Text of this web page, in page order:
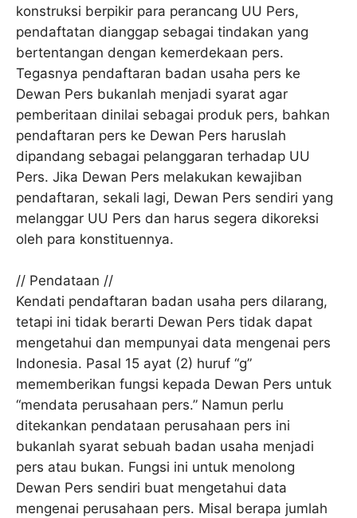
konstruksi berpikir para perancang UU Pers,
pendaftatan dianggap sebagai tindakan yang
bertentangan dengan kemerdekaan pers.
Tegasnya pendaftaran badan usaha pers ke
Dewan Pers bukanlah menjadi syarat agar
pemberitaan dinilai sebagai produk pers, bahkan
pendaftaran pers ke Dewan Pers haruslah
dipandang sebagai pelanggaran terhadap UU
Pers. Jika Dewan Pers melakukan kewajiban
pendaftaran, sekali lagi, Dewan Pers sendiri yang
melanggar UU Pers dan harus segera dikoreksi
oleh para konstituennya.
// Pendataan //
Kendati pendaftaran badan usaha pers dilarang,
tetapi ini tidak berarti Dewan Pers tidak dapat
mengetahui dan mempunyai data mengenai pers
Indonesia. Pasal 15 ayat (2) huruf “g”
mememberikan fungsi kepada Dewan Pers untuk
“mendata perusahaan pers.” Namun perlu
ditekankan pendataan perusahaan pers ini
bukanlah syarat sebuah badan usaha menjadi
pers atau bukan. Fungsi ini untuk menolong
Dewan Pers sendiri buat mengetahui data
mengenai perusahaan pers. Misal berapa jumlah